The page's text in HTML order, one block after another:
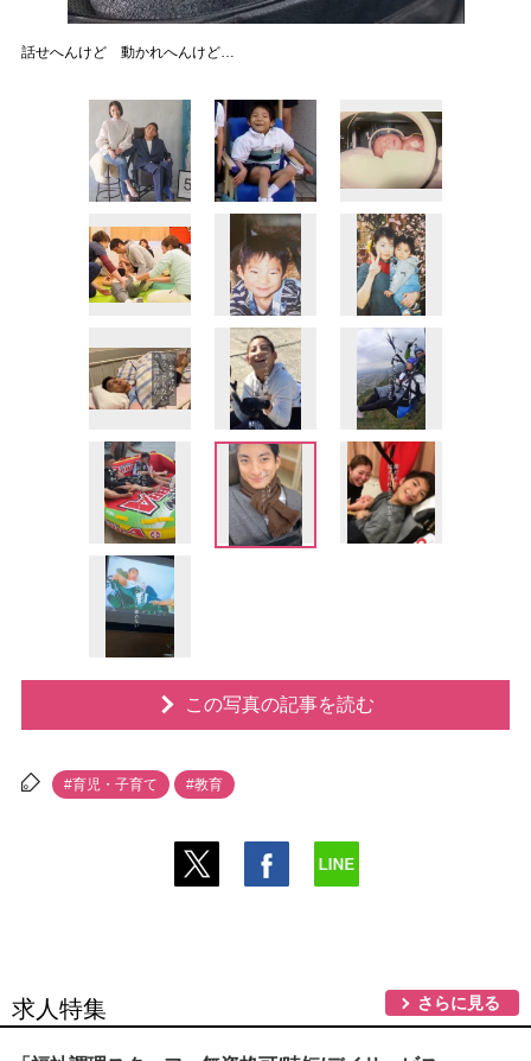
話せへんけど 動かれへんけど…
この写真の記事を読む
#育児・子育て #教育
求人特集 さらに見る